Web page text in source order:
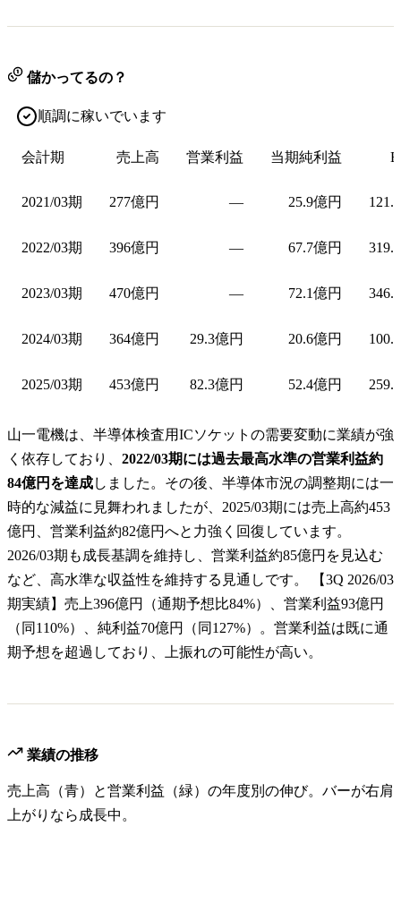
儲かってるの？
順調に稼いでいます
会計期 売上高 営業利益 当期純利益
2021/03期 277億円 — 25.9億円
2022/03期 396億円 — 67.7億円
2023/03期 470億円 — 72.1億円
2024/03期 364億円 29.3億円 20.6億円
2025/03期 453億円 82.3億円 52.4億円
山一電機は、半導体検査用ICソケットの需要変動に業績が強
く依存しており、 2022/03期には過去最高水準の営業利益約
84億円を達成しました。その後、半導体市況の調整期には一
時的な減益に見舞われましたが、2025/03期には売上高約453
億円、営業利益約82億円へと力強く回復しています。
2026/03期も成長基調を維持し、営業利益約85億円を見込む
など、高水準な収益性を維持する見通しです。 【3Q 2026/03
期実績】売上396億円（通期予想比84%）、営業利益93億円
（同110%）、純利益70億円（同127%）。営業利益は既に通
期予想を超過しており、上振れの可能性が高い。
業績の推移
売上高（青）と営業利益（緑）の年度別の伸び。バーが右肩
上がりなら成長中。